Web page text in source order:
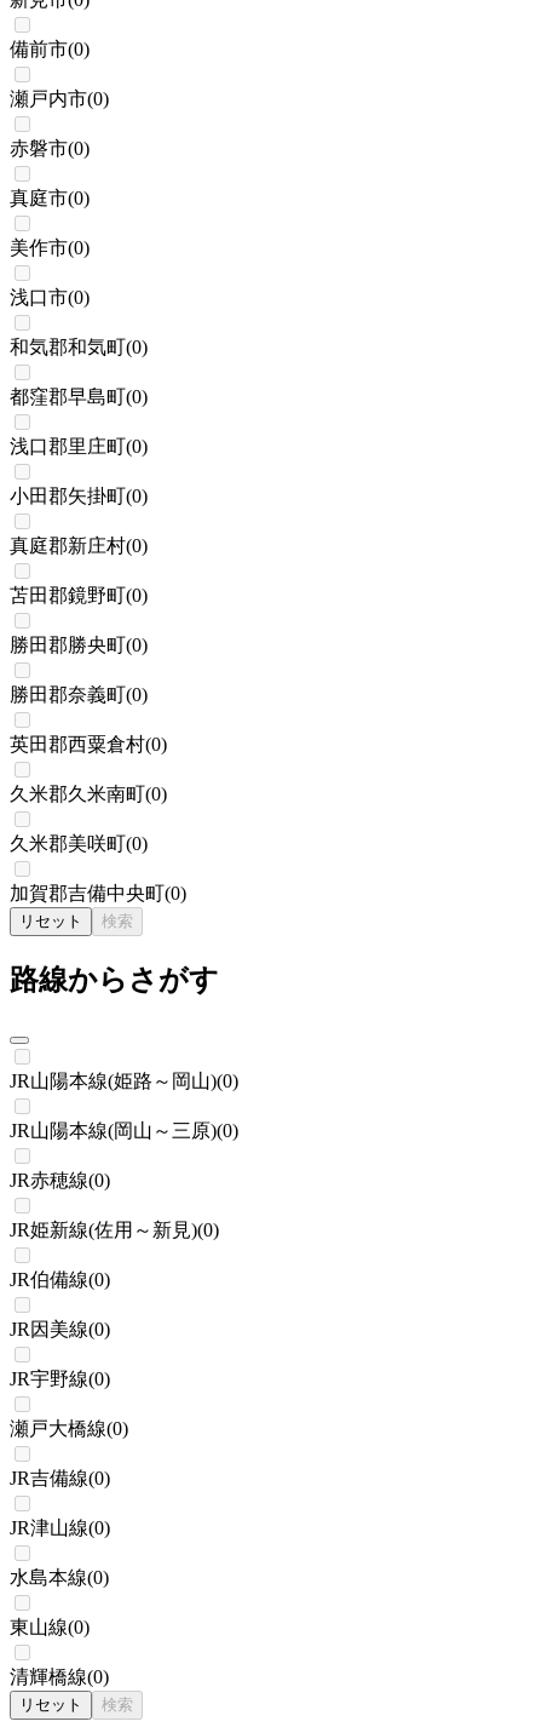
備前市(0)
瀬戸内市(0)
赤磐市(0)
真庭市(0)
美作市(0)
浅口市(0)
和気郡和気町(0)
都窪郡早島町(0)
浅口郡里庄町(0)
小田郡矢掛町(0)
真庭郡新庄村(0)
苫田郡鏡野町(0)
勝田郡勝央町(0)
勝田郡奈義町(0)
英田郡西粟倉村(0)
久米郡久米南町(0)
久米郡美咲町(0)
加賀郡吉備中央町(0)
リセット 検索
路線からさがす
JR山陽本線(姫路～岡山)(0)
JR山陽本線(岡山～三原)(0)
JR赤穂線(0)
JR姫新線(佐用～新見)(0)
JR伯備線(0)
JR因美線(0)
JR宇野線(0)
瀬戸大橋線(0)
JR吉備線(0)
JR津山線(0)
水島本線(0)
東山線(0)
清輝橋線(0)
リセット 検索